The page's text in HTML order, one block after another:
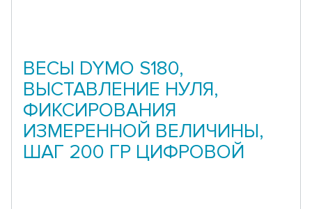
ВЕСЫ DYMO S180,
ВЫСТАВЛЕНИЕ НУЛЯ,
ФИКСИРОВАНИЯ
ИЗМЕРЕННОЙ ВЕЛИЧИНЫ,
ШАГ 200 ГР ЦИФРОВОЙ